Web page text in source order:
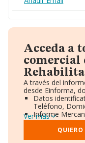
Acceda a
comercial
A través del
desde Einforma,
Datos
Teléfono,
Informe
Gráficos de
Consejo de
Directivos y
Ver más